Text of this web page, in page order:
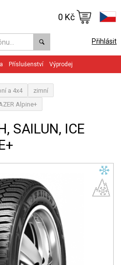
Přihlásit
0 Kč
Příslušenství Výprodej
a 4x4
zimní
Alpine+
SAILUN, ICE